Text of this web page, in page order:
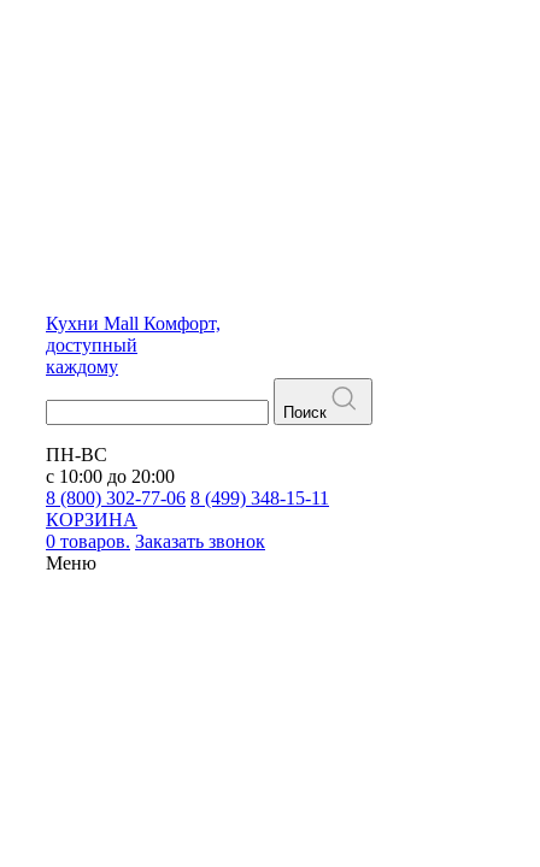
Кухни Mall Комфорт,
доступный
каждому
Поиск
ПН-ВС
с 10:00 до 20:00
8 (800) 302-77-06 8 (499) 348-15-11
КОРЗИНА
0 товаров. Заказать звонок
Меню